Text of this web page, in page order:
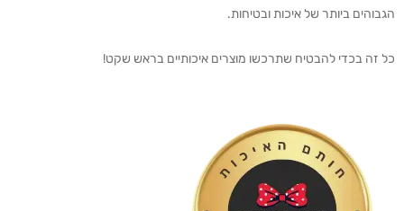
הגבוהים ביותר של איכות ובטיחות.
כל זה בכדי להבטיח שתרכשו מוצרים איכותיים בראש שקט!